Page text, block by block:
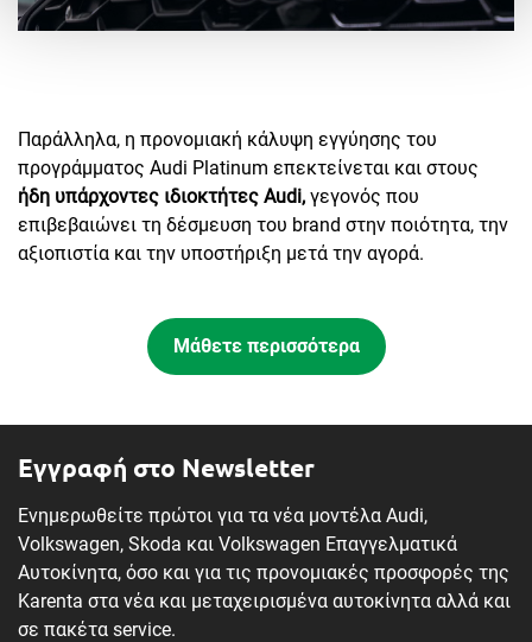
Παράλληλα, η προνομιακή κάλυψη εγγύησης του
προγράμματος Audi Platinum επεκτείνεται και στους
ήδη υπάρχοντες ιδιοκτήτες Audi, γεγονός που
επιβεβαιώνει τη δέσμευση του brand στην ποιότητα, την
αξιοπιστία και την υποστήριξη μετά την αγορά.
Μάθετε περισσότερα
Εγγραφή στο Newsletter
Ενημερωθείτε πρώτοι για τα νέα μοντέλα Audi,
Volkswagen, Skoda και Volkswagen Επαγγελματικά
Αυτοκίνητα, όσο και για τις προνομιακές προσφορές της
Karenta στα νέα και μεταχειρισμένα αυτοκίνητα αλλά και
σε πακέτα service.